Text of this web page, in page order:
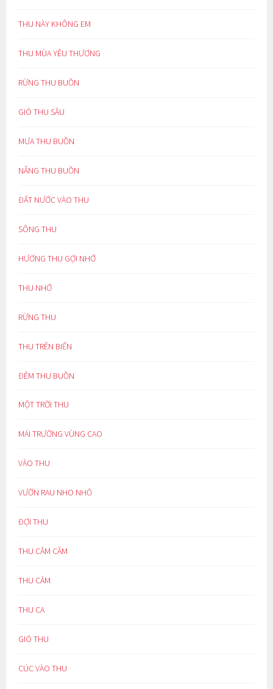
THU NÀY KHÔNG EM
THU MÙA YÊU THƯƠNG
RỪNG THU BUỒN
GIÓ THU SẦU
MƯA THU BUỒN
NẮNG THU BUỒN
ĐẤT NƯỚC VÀO THU
SÔNG THU
HƯƠNG THU GỢI NHỚ
THU NHỚ
RỪNG THU
THU TRÊN BIỂN
ĐÊM THU BUỒN
MỘT TRỜI THU
MÁI TRƯỜNG VÙNG CAO
VÀO THU
VƯỜN RAU NHO NHỎ
ĐỢI THU
THU CĂM CĂM
THU CẢM
THU CA
GIÓ THU
CÚC VÀO THU